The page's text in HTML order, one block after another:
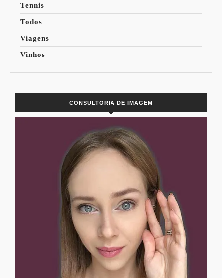
Tennis
Todos
Viagens
Vinhos
CONSULTORIA DE IMAGEM